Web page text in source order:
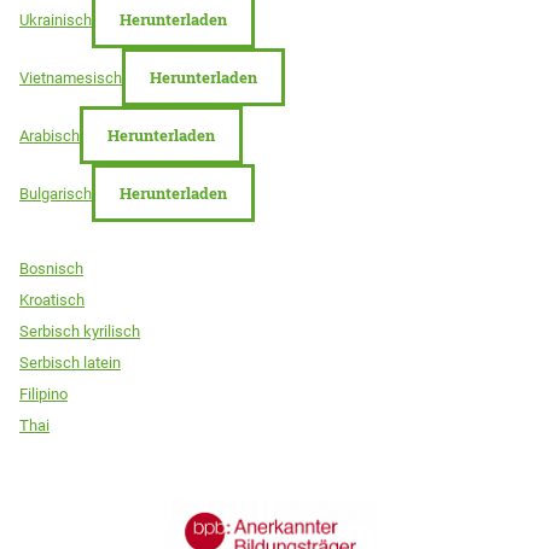
Ukrainisch Herunterladen
Vietnamesisch Herunterladen
Arabisch Herunterladen
Bulgarisch Herunterladen
Bosnisch
Kroatisch
Serbisch kyrilisch
Serbisch latein
Filipino
Thai